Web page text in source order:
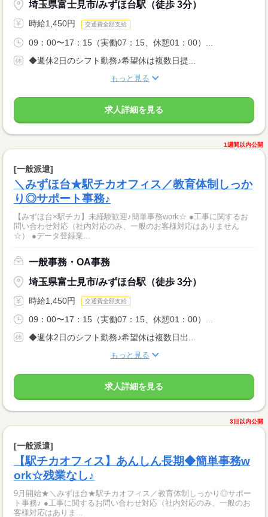
埼玉県富士見市/みずほ台駅（徒歩 3分）
時給1,450円 交通費全額支給
09：00〜17：15（実働07：15、休憩01：00）...
◆週休2日のシフト勤務♪希望休は複数日提...
もっと見る
求人詳細を見る
1週間以内公開
[一般派遣]
＼みずほ台★駅チカオフィス／教育体制しっか
り◎サポート事務♪
【みずほ台×駅チカ】未経験歓迎♪簡単事務work☆ ●工事に関するお
問い合わせ対応（社内対応のみ、一般のお客様対応はありません
☆） ●データ登録業...
一般事務・OA事務
埼玉県富士見市/みずほ台駅（徒歩 3分）
時給1,450円 交通費全額支給
09：00〜17：15（実働07：15、休憩01：00）...
◆週休2日のシフト勤務♪希望休は複数日出...
もっと見る
求人詳細を見る
3日以内公開
[一般派遣]
【駅チカオフィス】あんしん長期◆簡単事務w
ork☆残業なし♪
9月開始★＼みずほ台★駅チカオフィス／教育体制しっかり◎サポー
ト事務♪ ●工事に関するお問い合わせ対応（社内対応のみ、一般のお
客様対応はありま...